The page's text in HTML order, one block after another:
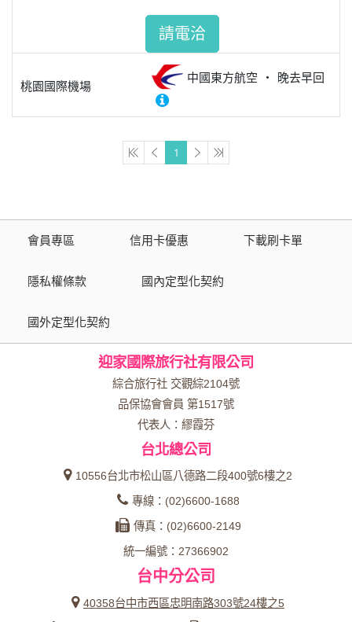
桃園國際機場
中國東方航空 晚去早回
請電洽
1
會員專區 信用卡優惠 下載刷卡單
隱私權條款 國內定型化契約
國外定型化契約
迎家國際旅行社有限公司
綜合旅行社 交觀綜2104號
品保協會會員 第1517號
代表人：繆霞芬
台北總公司
10556台北市松山區八德路二段400號6樓之2
專線：(02)6600-1688
傳真：(02)6600-2149
統一編號：27366902
台中分公司
40358台中市西區忠明南路303號24樓之5